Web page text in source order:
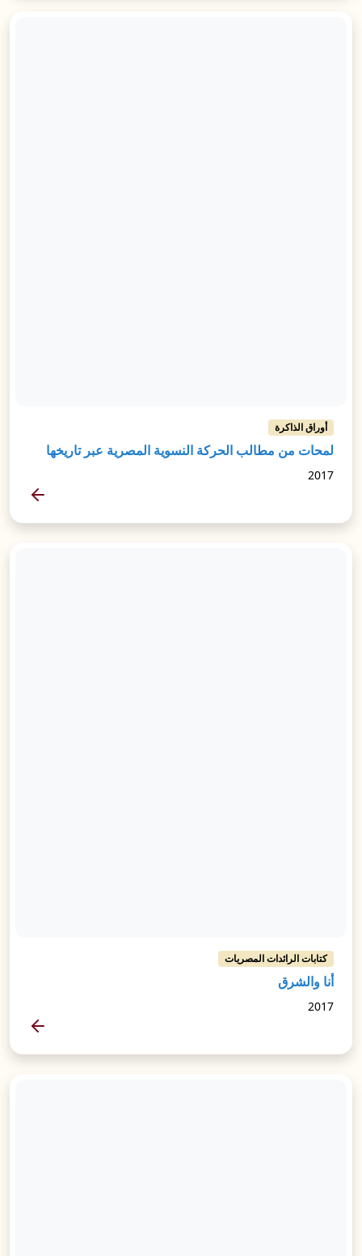
أوراق الذاكرة
لمحات من مطالب الحركة النسوية المصرية عبر تاريخها
2017
المزيد
كتابات الرائدات المصريات
أنا والشرق
2017
المزيد